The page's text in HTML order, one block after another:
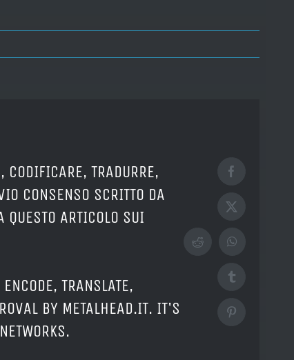
TRADURRE,
CONSENSO SCRITTO DA
ARTICOLO SUI
TRANSLATE,
BY METALHEAD.IT. IT'S
Facebook
X
RedditWhatsApp
Tumblr
Pinterest